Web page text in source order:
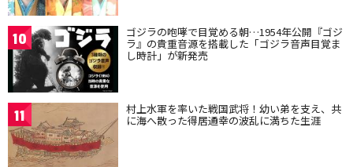
10 ゴジラの咆哮で目覚める朝…1954年公開『ゴジ
ラ』の貴重音源を搭載した「ゴジラ音声目覚ま
し時計」が新発売
11 村上水軍を率いた戦国武将！幼い弟を支え、共
に海へ散った得居通幸の波乱に満ちた生涯